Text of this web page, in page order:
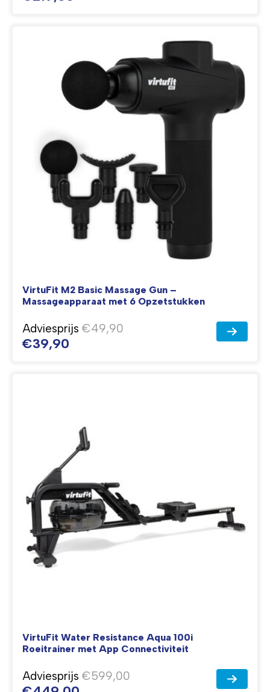
VirtuFit M2 Basic Massage Gun –
Massageapparaat met 6 Opzetstukken
Adviesprijs €49,90
€39,90
VirtuFit Water Resistance Aqua 100i
Roeitrainer met App Connectiviteit
Adviesprijs €599,00